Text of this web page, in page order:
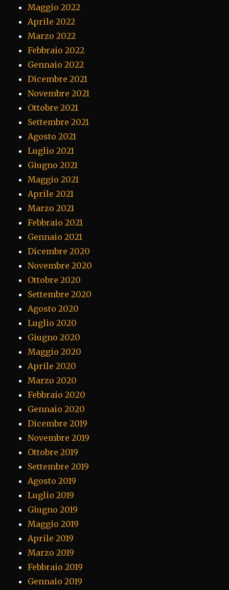
Maggio 2022
Aprile 2022
Marzo 2022
Febbraio 2022
Gennaio 2022
Dicembre 2021
Novembre 2021
Ottobre 2021
Settembre 2021
Agosto 2021
Luglio 2021
Giugno 2021
Maggio 2021
Aprile 2021
Marzo 2021
Febbraio 2021
Gennaio 2021
Dicembre 2020
Novembre 2020
Ottobre 2020
Settembre 2020
Agosto 2020
Luglio 2020
Giugno 2020
Maggio 2020
Aprile 2020
Marzo 2020
Febbraio 2020
Gennaio 2020
Dicembre 2019
Novembre 2019
Ottobre 2019
Settembre 2019
Agosto 2019
Luglio 2019
Giugno 2019
Maggio 2019
Aprile 2019
Marzo 2019
Febbraio 2019
Gennaio 2019